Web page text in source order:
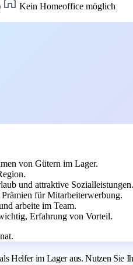
Kein Homeoffice möglich
von Gütern im Lager.
und attraktive Sozialleistungen.
für Mitarbeiterwerbung.
arbeite im Team.
Erfahrung von Vorteil.
Helfer im Lager aus. Nutzen